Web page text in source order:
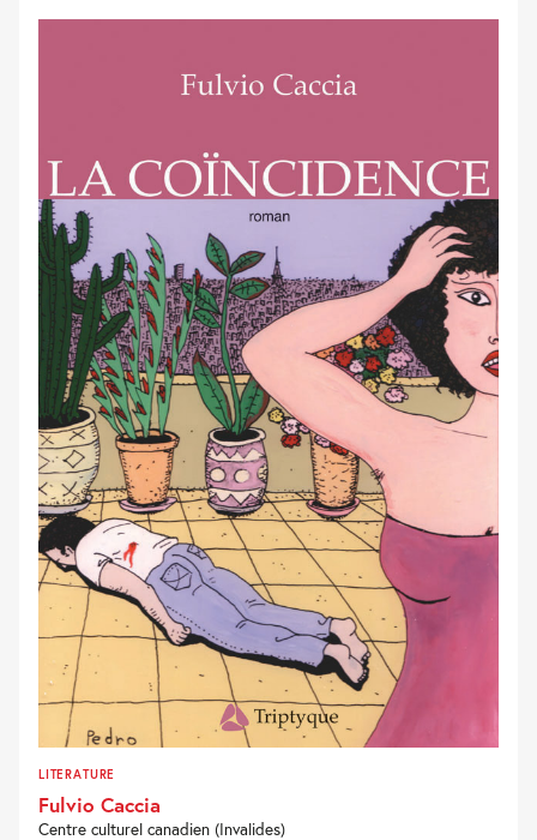
LITERATURE
Fulvio Caccia
Centre culturel canadien (Invalides)